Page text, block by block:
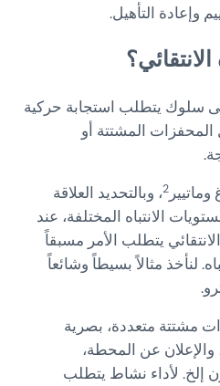
وإعادة التأهيل.
سلوك يتطلب استجابة حركية
المشتتة أو
2، وبالتحديد العلاقة
الانتباه المختلفة، عند
يتطلب الأمر مسبقاً
لنأخذ مثالاً بسيطاً وشائعاً
مشتتة متعددة، بصرية
عن المحطة،
إلخ. لأداء نشاط يتطلب